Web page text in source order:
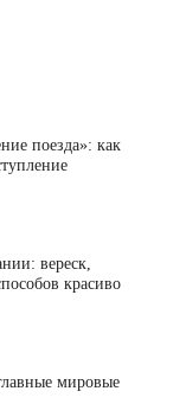
поезда»: как
вереск,
красиво
мировые